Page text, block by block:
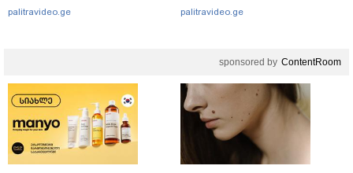
palitravideo.ge
იმიტომ რომ თავად
palitravideo.ge
sponsored by ContentRoom